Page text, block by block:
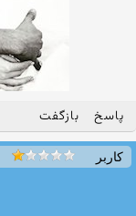
پاسخ بازگفت
کاربر